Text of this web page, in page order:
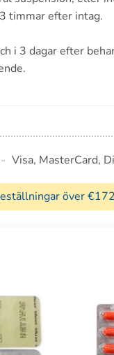
timmar efter intag.
i 3 dagar efter
Visa, MasterCard,
över €172